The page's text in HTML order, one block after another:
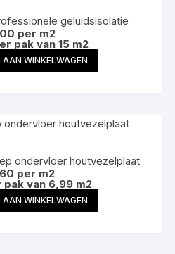
geluidsisolatie
per m2
pak van 15 m2
AAN WINKELWAGEN
ondervloer houtvezelplaat
per m2
pak van 6,99 m2
AAN WINKELWAGEN